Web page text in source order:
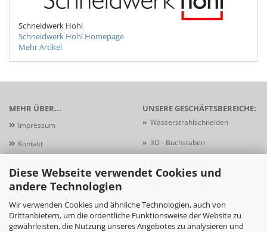
Diese Webseite verwendet Cookies und
andere Technologien
Wir verwenden Cookies und ähnliche Technologien, auch von
Drittanbietern, um die ordentliche Funktionsweise der Website zu
gewährleisten, die Nutzung unseres Angebotes zu analysieren und
Schneidwerk Hohl
Schneidwerk Hohl Homepage
Mehr Artikel
MEHR ÜBER...
Impressum
Kontakt
Zahlungsbedingungen
Widerrufsformular
UNSERE GESCHÄFTSBEREICHE:
» Wasserstrahlschneiden
» 3D - Buchstaben
»Schildersysteme